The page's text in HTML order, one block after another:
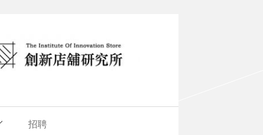
招聘